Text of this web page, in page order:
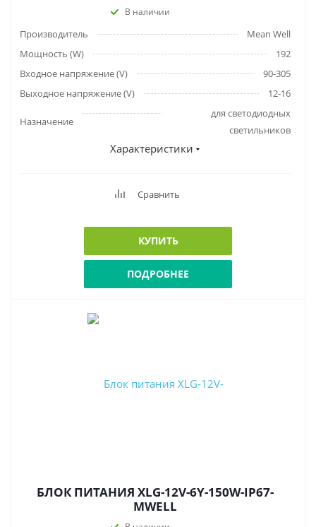
В наличии
Производитель
Mean Well
Мощность (W)
192
Входное напряжение (V)
90-305
Выходное напряжение (V)
12-16
Назначение
для светодиодных
светильников
Характеристики
Сравнить
КУПИТЬ
ПОДРОБНЕЕ
БЛОК ПИТАНИЯ XLG-12V-6Y-150W-IP67-
MWELL